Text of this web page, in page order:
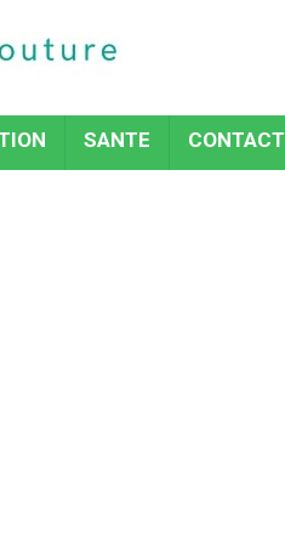
SANTE CONTACT